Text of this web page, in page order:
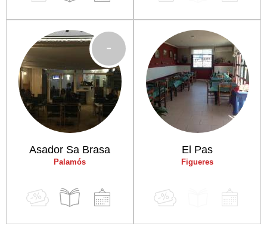
Asador Sa Brasa
Palamós
-
El Pas
Figueres